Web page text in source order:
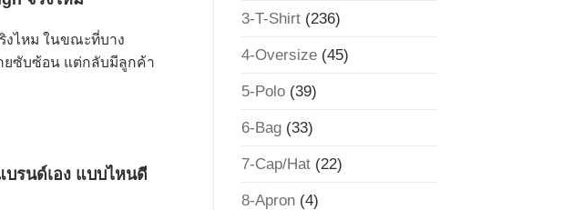
งไหม ในขณะที่บาง
ยซับซ้อน แต่กลับมีลูกค้า
บรนด์เอง แบบไหนดี
3-T-Shirt(236)
4-Oversize(45)
5-Polo(39)
6-Bag(33)
7-Cap/Hat(22)
8-Apron(4)